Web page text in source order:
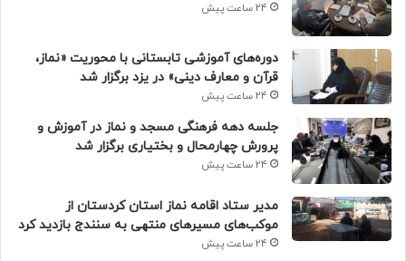
24 ساعت پیش
دوره‌های آموزشی تابستانی با محوریت «نماز،
قرآن و معارف دینی» در یزد برگزار شد
24 ساعت پیش
جلسه دهه فرهنگی مسجد و نماز در آموزش و
پرورش چهارمحال و بختیاری برگزار شد
24 ساعت پیش
مدیر ستاد اقامه نماز استان کردستان از
موکب‌های مسیرهای منتهی به سنندج بازدید کرد
24 ساعت پیش